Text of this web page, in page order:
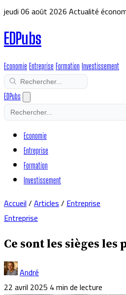
jeudi 06 août 2026Actualité
EDPubs
Economie Entreprise Formation Investissement
EDPubs
Economie
Entreprise
Formation
Investissement
Accueil/Articles/Entreprise
Entreprise
Ce sont les sièges
André
22 avril 2025 4 min de lecture